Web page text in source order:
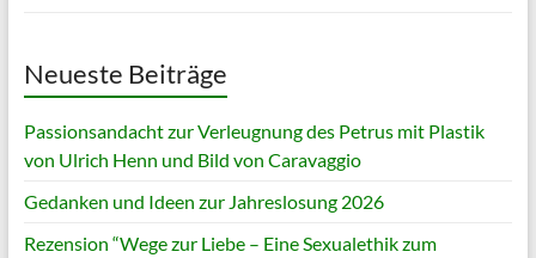
Neueste Beiträge
Passionsandacht zur Verleugnung des Petrus mit Plastik
von Ulrich Henn und Bild von Caravaggio
Gedanken und Ideen zur Jahreslosung 2026
Rezension “Wege zur Liebe – Eine Sexualethik zum